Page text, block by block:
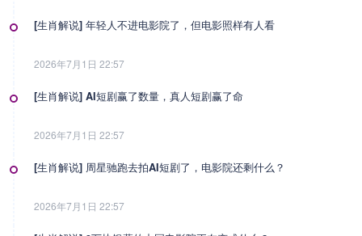
[生肖解说] 年轻人不进电影院了，但电影照样有人看
2026年7月1日 22:57
[生肖解说] AI短剧赢了数量，真人短剧赢了命
2026年7月1日 22:57
[生肖解说] 周星驰跑去拍AI短剧了，电影院还剩什么？
2026年7月1日 22:57